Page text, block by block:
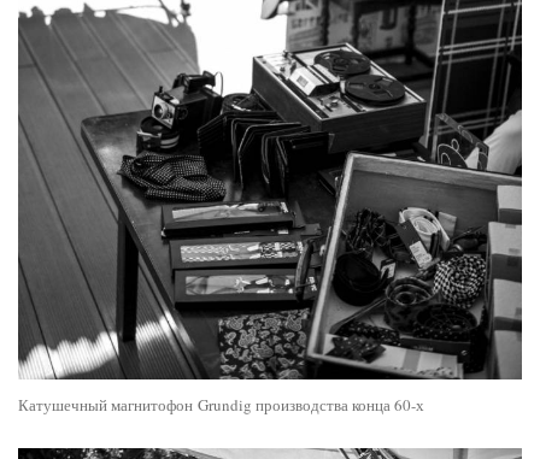
Катушечный магнитофон Grundig производства конца 60-х